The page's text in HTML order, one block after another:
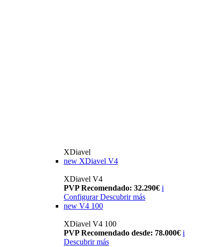
XDiavel
new XDiavel V4
XDiavel V4
PVP Recomendado: 32.290€ i
Configurar Descubrir más
new V4 100
XDiavel V4 100
PVP Recomendado desde: 78.000€ i
Descubrir más